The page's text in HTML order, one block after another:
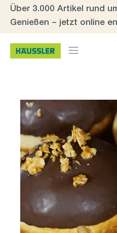
Zum Hauptinhalt springen
Über 3.000 Artikel rund
Genießen – jetzt online
Bildergalerie überspringen